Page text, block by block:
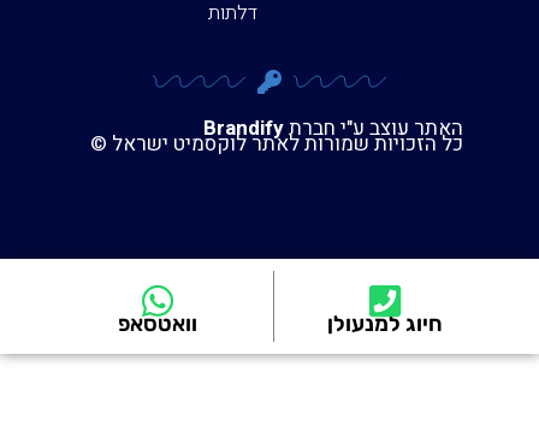
האתר עוצב ע"י חברתBrandify
כל הזכויות שמורות לאתר לוקסמיט ישראל ©
חיוג למנעולן וואטסאפ